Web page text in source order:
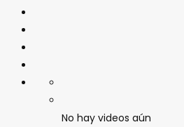
No hay videos aún